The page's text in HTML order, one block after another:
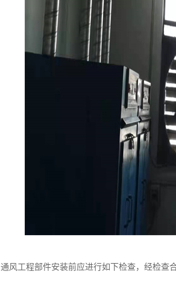
通风工程部件安装前应进行如下检查，经检查